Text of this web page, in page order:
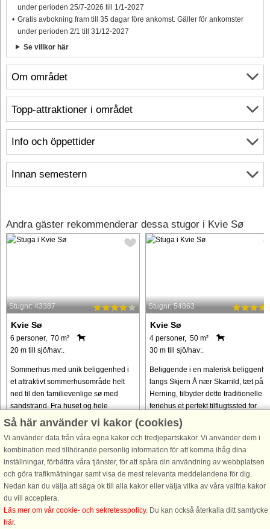
Om området
Info och öppettider
Innan semestern
under perioden 25/7-2026 till 1/1-2027
Gratis avbokning fram till 35 dagar före ankomst. Gäller för ankomster
under perioden 2/1 till 31/12-2027
Se villkor här
Topp-attraktioner i området
Andra gäster rekommenderar dessa stugor i Kvie Sø
Stugnr: 43387
Kvie Sø
6 personer, 70 m²
20 m till sjö/hav:.
Sommerhus med unik beliggenhed i
et attraktivt sommerhusområde helt
ned til den familievenlige sø med
sandstrand. Fra huset og hele
grunden er der en storslået udsigt
från 4.849 SEK
Stugnr: 54863
Kvie Sø
4 personer, 50 m²
30 m till sjö/hav:.
Beliggende i en malerisk
langs Skjern Å nær Skarrild, tæt på
Herning, tilbyder dette traditionelle
feriehus et perfekt tilflugtssted for
både naturelskere og familier.
Ejendommen har en unik ...
från 5.536 SEK
Så här använder vi kakor (cookies)
Vi använder data från våra egna kakor och tredjepartskakor. Vi använder dem i
kombination med tillhörande personlig information för att komma ihåg dina
inställningar, förbättra våra tjänster, för att spåra din användning av webbplatsen
och göra trafikmätningar samt visa de mest relevanta meddelandena för dig.
Nedan kan du välja att säga ok till alla kakor eller välja vilka av våra valfria kakor
du vill acceptera.
Läs mer om vår cookie- och sekretesspolicy. Du kan också återkalla ditt samtycke
här.